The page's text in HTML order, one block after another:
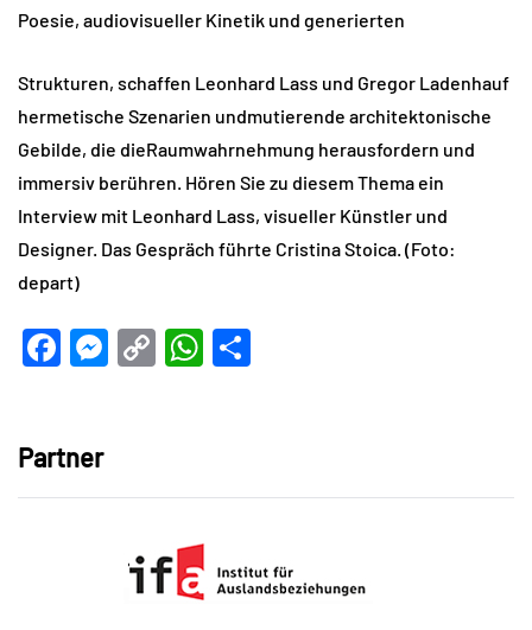
Poesie, audiovisueller Kinetik und generierten
Strukturen, schaffen Leonhard Lass und Gregor Ladenhauf
hermetische Szenarien undmutierende architektonische
Gebilde, die dieRaumwahrnehmung herausfordern und
immersiv berühren. Hören Sie zu diesem Thema ein
Interview mit Leonhard Lass, visueller Künstler und
Designer. Das Gespräch führte Cristina Stoica. (Foto:
depart)
Facebook
Messenger
CopyWhatsApp
Partner